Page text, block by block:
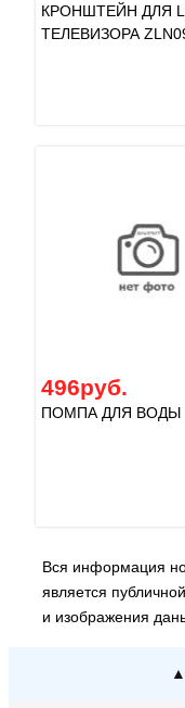
КРОНШТЕЙН ДЛЯ
ТЕЛЕВИЗОРА
496руб.
ПОМПА ДЛЯ ВОДЫ
Вся информация
является
и изображения